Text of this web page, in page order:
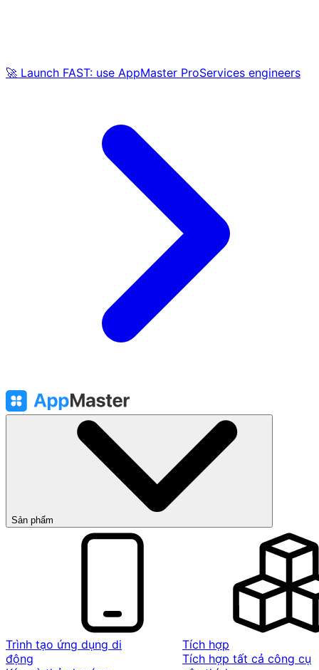
🚀 Launch FAST: use AppMaster ProServices engineers
Sản phẩm
Trình tạo ứng dụng di
động
Tích hợp
Tích hợp tất cả công cụ